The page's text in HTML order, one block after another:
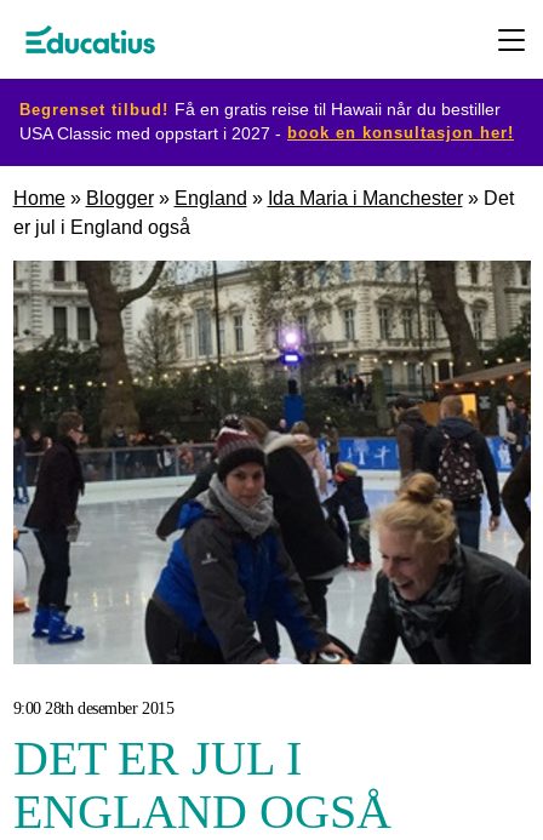
Begrenset tilbud! Få en gratis reise til Hawaii når du bestiller
USA Classic med oppstart i 2027 - book en konsultasjon her!
Utvekslingsprogram
Planlegg
din
utveksling
Bli
vertsfamilie
Home» Blogger» England » Ida Maria i Manchester» Det
er jul i England også
9:00 28th desember 2015
DET ER JUL I
ENGLAND OGSÅ